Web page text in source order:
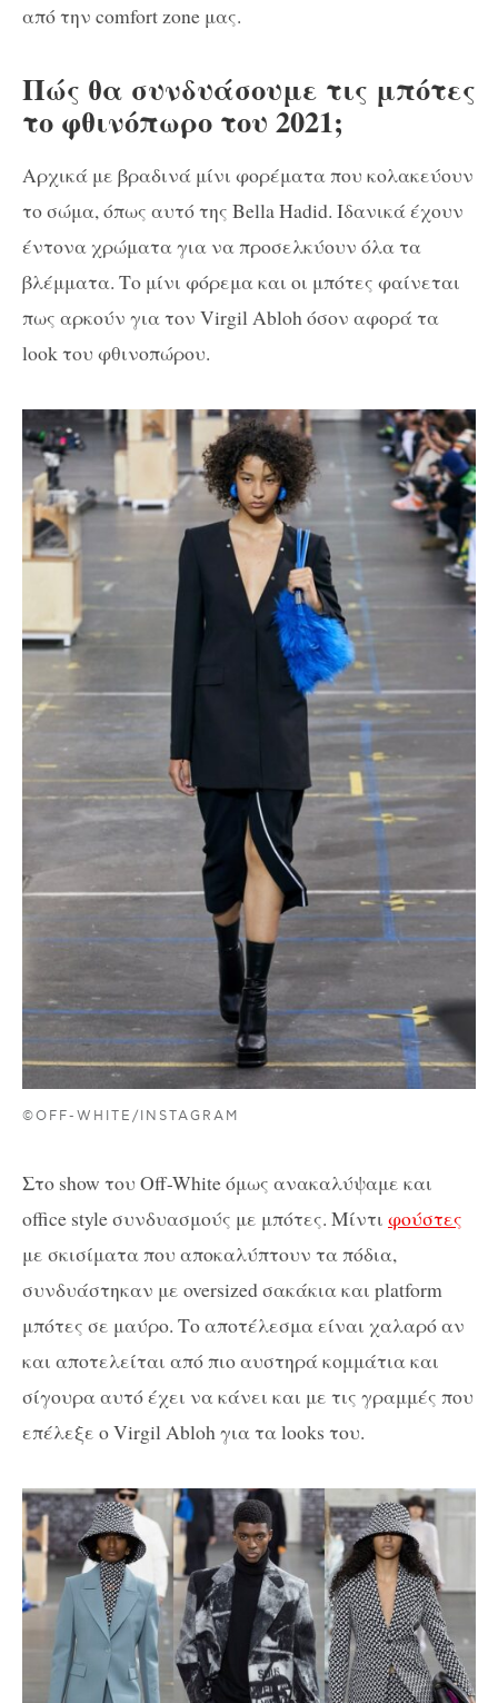
από την comfort zone μας.
Πώς θα συνδυάσουμε τις μπότες
το φθινόπωρο του 2021;
Αρχικά με βραδινά μίνι φορέματα που κολακεύουν
το σώμα, όπως αυτό της Bella Hadid. Ιδανικά έχουν
έντονα χρώματα για να προσελκύουν όλα τα
βλέμματα. Το μίνι φόρεμα και οι μπότες φαίνεται
πως αρκούν για τον Virgil Abloh όσον αφορά τα
look του φθινοπώρου.
©OFF-WHITE/INSTAGRAM
Στο show του Off-White όμως ανακαλύψαμε και
office style συνδυασμούς με μπότες. Μίντι φούστες
με σκισίματα που αποκαλύπτουν τα πόδια,
συνδυάστηκαν με oversized σακάκια και platform
μπότες σε μαύρο. Το αποτέλεσμα είναι χαλαρό αν
και αποτελείται από πιο αυστηρά κομμάτια και
σίγουρα αυτό έχει να κάνει και με τις γραμμές που
επέλεξε ο Virgil Abloh για τα looks του.